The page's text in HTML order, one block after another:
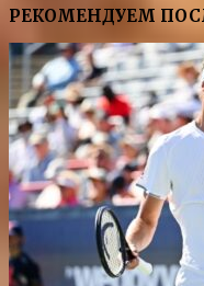
РЕКОМЕНДУЕМ